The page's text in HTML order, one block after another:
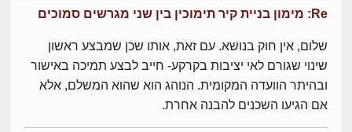
Re: מימון בניית קיר תימוכין בין שני מגרשים סמוכים
שלום, אין חוק בנושא. עם זאת, אותו שכן שמבצע ראשון
שינוי שגורם לאי יציבות בקרקע- חייב לבצע תמיכה באישור
ובהיתר הוועדה המקומית. הנוהג הוא שהוא המשלם, אלא
אם הגיעו השכנים להבנה אחרת.